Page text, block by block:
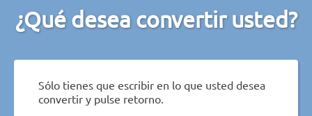
¿Qué desea convertir usted?
Sólo tienes que escribir en lo que usted desea
convertir y pulse retorno.